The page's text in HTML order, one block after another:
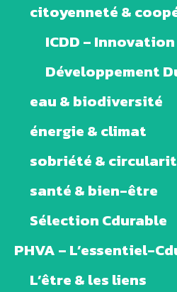
citoyenneté &
ICDD –
Développement
eau & biodiversité
énergie & climat
sobriété &
santé & bien-être
Sélection Cdurable
PHVA – L’essentiel-
L’être & les liens